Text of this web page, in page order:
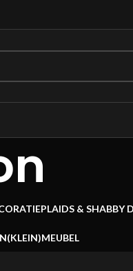
PLAIDS & SHABBY
(KLEIN)MEUBEL